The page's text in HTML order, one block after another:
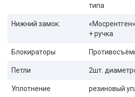
типа
Нижний замок:
+ ручка
Блокираторы
Петли 2шт.
Уплотнение резиновый